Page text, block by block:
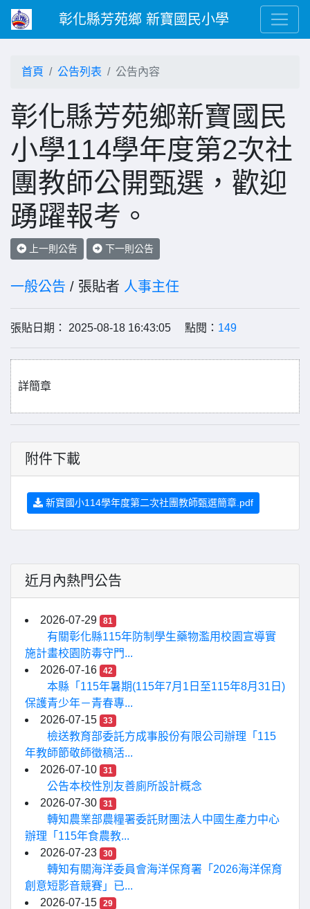
彰化縣芳苑鄉 新寶國民小學
首頁 公告列表 公告內容
彰化縣芳苑鄉新寶國民
小學114學年度第2次社
團教師公開甄選，歡迎
踴躍報考。
上一則公告 下一則公告
一般公告 / 張貼者 人事主任
張貼日期： 2025-08-18 16:43:05 點閱： 149
詳簡章
附件下載
新寶國小114學年度第二次社團教師甄選簡章.pdf
近月內熱門公告
2026-07-29 81
有關彰化縣115年防制學生藥物濫用校園宣導實
施計畫校園防毒守門...
2026-07-16
42
本縣「115年暑期(115年7月1日至115年8月31日)
保護青少年－青春專...
2026-07-15
33
檢送教育部委託方成事股份有限公司辦理「115
年教師節敬師徵稿活...
2026-07-10
31
公告本校性別友善廁所設計概念
2026-07-30
31
轉知農業部農糧署委託財團法人中國生產力中心
辦理「115年食農教...
2026-07-23
30
轉知有關海洋委員會海洋保育署「2026海洋保育
創意短影音競賽」已...
2026-07-15
29